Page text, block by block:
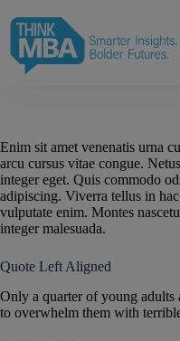
content
Enim sit amet venenatis urna
arcu cursus vitae congue.
integer eget. Quis commodo
adipiscing. Viverra tellus in
vulputate enim. Montes
integer malesuada.
Quote Left Aligned
Only a quarter of young adults
to overwhelm them with